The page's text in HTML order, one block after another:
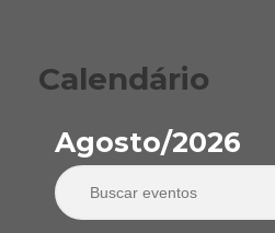
Calendário
Agosto/2026